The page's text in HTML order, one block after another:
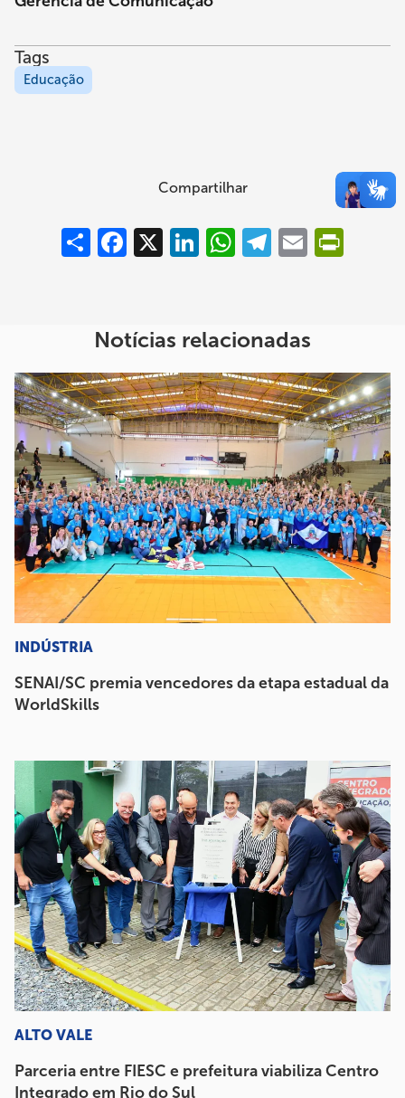
Tags
Educação
Compartilhar
Compartilhar
Facebook
X LinkedInWhatsAppTelegram
Email
Notícias relacionadas
INDÚSTRIA
SENAI/SC premia vencedores da etapa estadual da
WorldSkills
ALTO VALE
Parceria entre FIESC e prefeitura viabiliza Centro
Integrado em Rio do Sul